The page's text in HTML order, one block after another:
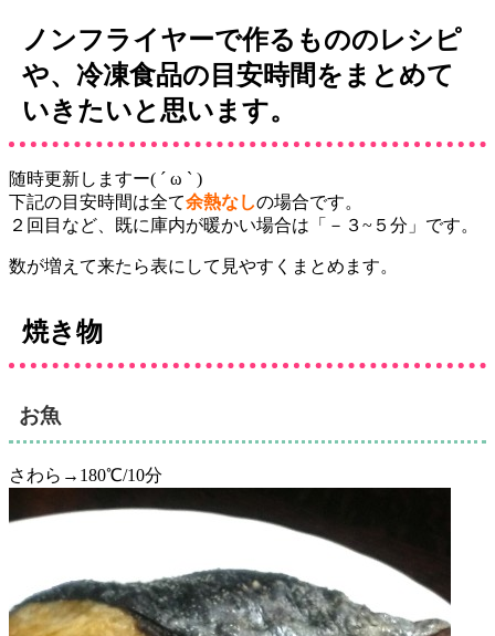
ノンフライヤーで作るもののレシピ
や、冷凍食品の目安時間をまとめて
いきたいと思います。
随時更新しますー( ´ ω ` )
下記の目安時間は全て余熱なしの場合です。
２回目など、既に庫内が暖かい場合は「－３~５分」です。
数が増えて来たら表にして見やすくまとめます。
焼き物
お魚
さわら→180℃/10分